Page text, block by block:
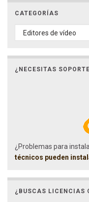
CATEGORÍAS
CATEGORÍAS
¿NECESITAS
¿Problemas para
técnicos pueden
¿BUSCAS LICENCIAS